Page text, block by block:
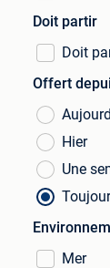
Doit partir
Doit
Offert
Hier
Une
Mer